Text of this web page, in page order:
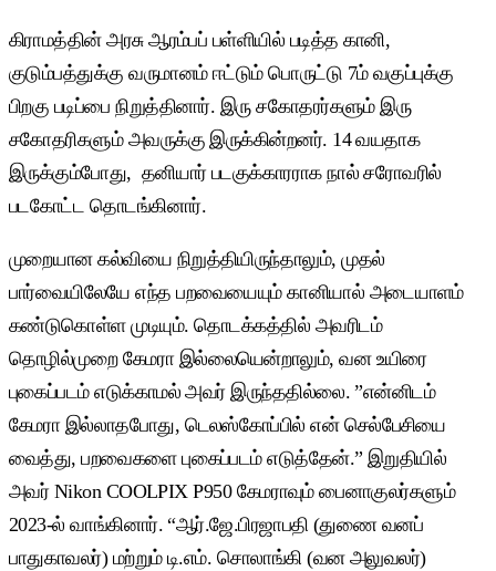
கிராமத்தின் அரசு ஆரம்பப் பள்ளியில் படித்த கானி,
குடும்பத்துக்கு வருமானம் ஈட்டும் பொருட்டு 7ம் வகுப்புக்கு
பிறகு படிப்பை நிறுத்தினார். இரு சகோதரர்களும் இரு
சகோதரிகளும் அவருக்கு இருக்கின்றனர். 14 வயதாக
இருக்கும்போது, தனியார் படகுக்காரராக நால் சரோவரில்
படகோட்ட தொடங்கினார்.
முறையான கல்வியை நிறுத்தியிருந்தாலும், முதல்
பார்வையிலேயே எந்த பறவையையும் கானியால் அடையாளம்
கண்டுகொள்ள முடியும். தொடக்கத்தில் அவரிடம்
தொழில்முறை கேமரா இல்லையென்றாலும், வன உயிரை
புகைப்படம் எடுக்காமல் அவர் இருந்ததில்லை. ”என்னிடம்
கேமரா இல்லாதபோது, டெலஸ்கோப்பில் என் செல்பேசியை
வைத்து, பறவைகளை புகைப்படம் எடுத்தேன்.” இறுதியில்
அவர் Nikon COOLPIX P950 கேமராவும் பைனாகுலர்களும்
2023-ல் வாங்கினார். “ஆர்.ஜே.பிரஜாபதி (துணை வனப்
பாதுகாவலர்) மற்றும் டி.எம். சொலாங்கி (வன அலுவலர்)